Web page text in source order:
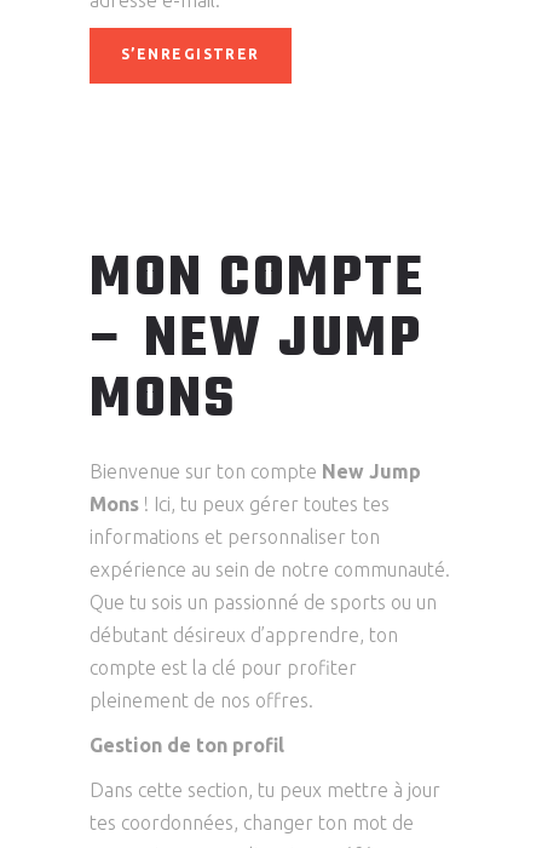
S’ENREGISTRER
MON COMPTE
– NEW JUMP
MONS
Bienvenue sur ton compte New Jump
Mons ! Ici, tu peux gérer toutes tes
informations et personnaliser ton
expérience au sein de notre communauté.
Que tu sois un passionné de sports ou un
débutant désireux d’apprendre, ton
compte est la clé pour profiter
pleinement de nos offres.
Gestion de ton profil
Dans cette section, tu peux mettre à jour
tes coordonnées, changer ton mot de